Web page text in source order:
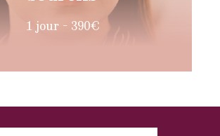
1 jour - 390€